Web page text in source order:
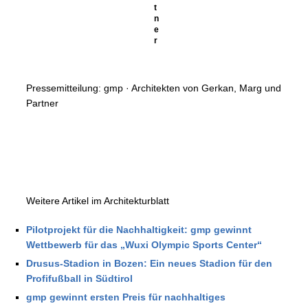
t
n
e
r
Pressemitteilung: gmp · Architekten von Gerkan, Marg und
Partner
Weitere Artikel im Architekturblatt
Pilotprojekt für die Nachhaltigkeit: gmp gewinnt
Wettbewerb für das „Wuxi Olympic Sports Center“
Drusus-Stadion in Bozen: Ein neues Stadion für den
Profifußball in Südtirol
gmp gewinnt ersten Preis für nachhaltiges